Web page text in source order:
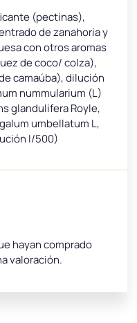
(pectinas),
de zanahoria y
con otros aromas
de coco/ colza),
camaúba), dilución
nummularium (L)
glandulifera Royle,
umbellatum L,
I/500)
hayan comprado
valoración.